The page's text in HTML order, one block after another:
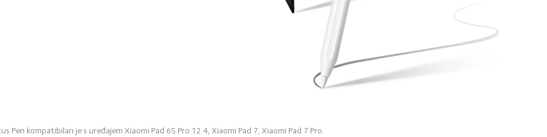
Pen kompatibilan je s uređajem Xiaomi Pad 6S Pro 12.4, Xiaomi Pad 7, Xiaomi Pad 7 Pro.